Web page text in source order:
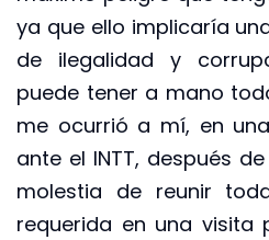
ya que ello implicaría
de ilegalidad y
puede tener a mano
me ocurrió a mí, en
ante el INTT, después
molestia de reunir
requerida en una visita